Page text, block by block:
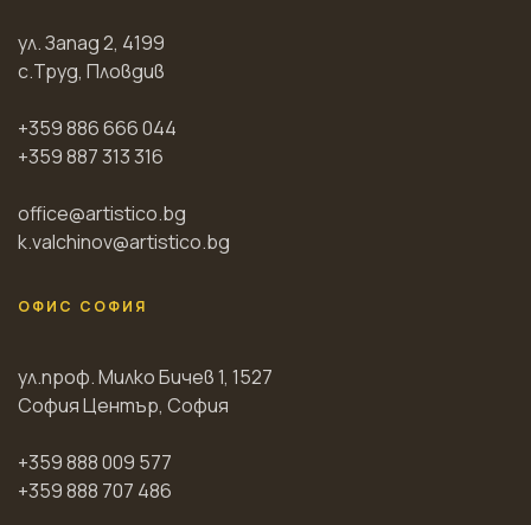
ул. Запад 2, 4199
с.Труд, Пловдив
+359 886 666 044
+359 887 313 316
office@artistico.bg
k.valchinov@artistico.bg
ОФИС СОФИЯ
ул.проф. Милко Бичев 1, 1527
София Център, София
+359 888 009 577
+359 888 707 486